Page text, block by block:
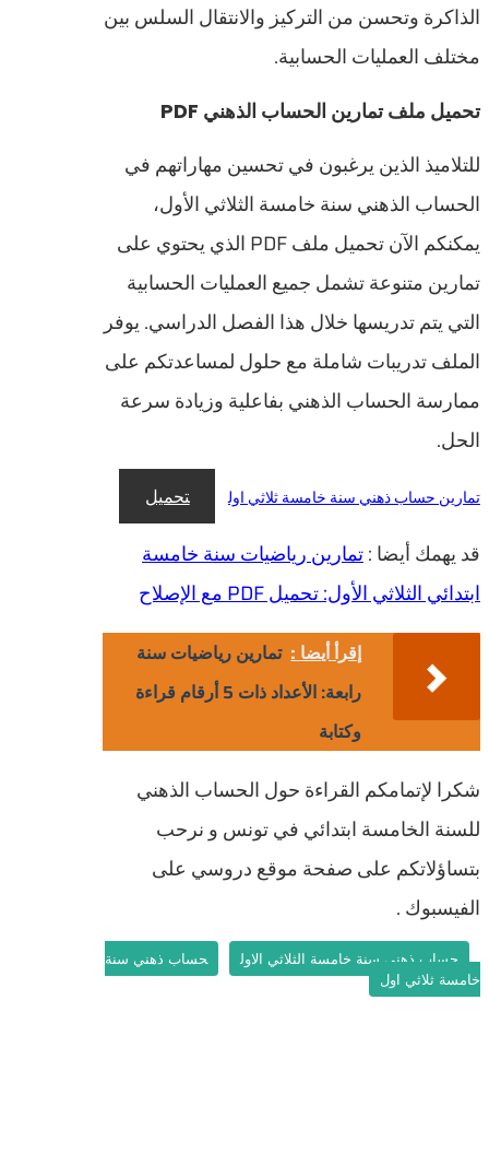
الذاكرة وتحسن من التركيز والانتقال السلس بين
مختلف العمليات الحسابية.
تحميل ملف تمارين الحساب الذهني PDF
للتلاميذ الذين يرغبون في تحسين مهاراتهم في
الحساب الذهني سنة خامسة الثلاثي الأول،
يمكنكم الآن تحميل ملف PDF الذي يحتوي على
تمارين متنوعة تشمل جميع العمليات الحسابية
التي يتم تدريسها خلال هذا الفصل الدراسي. يوفر
الملف تدريبات شاملة مع حلول لمساعدتكم على
ممارسة الحساب الذهني بفاعلية وزيادة سرعة
الحل.
تمارين حساب ذهني سنة خامسة ثلاثي اول تحميل
قد يهمك أيضا :تمارين رياضيات سنة خامسة
ابتدائي الثلاثي الأول: تحميل PDF مع الإصلاح
إقرأ أيضا : تمارين رياضيات سنة
رابعة: الأعداد ذات 5 أرقام قراءة
وكتابة
شكرا لإتمامكم القراءة حول الحساب الذهني
للسنة الخامسة ابتدائي في تونس و نرحب
بتساؤلاتكم على صفحة موقع دروسي على
الفيسبوك .
حساب ذهني سنة خامسة الثلاثي الاول
حساب ذهني سنة
خامسة ثلاثي اول